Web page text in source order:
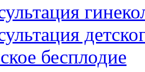
бесплодие